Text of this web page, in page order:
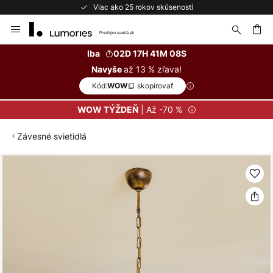
Viac ako 25 rokov skúseností
to
Iba
02D 17H 41M 08S
Navyšeaž 13 % zľava!
Kód:WOW skopírovať
WOW TÝŽDEŇ| Až -70 %
Závesné svietidlá